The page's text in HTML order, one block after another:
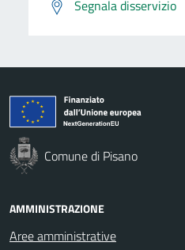
Segnala disservizio
Comune di Pisano
AMMINISTRAZIONE
Aree amministrative